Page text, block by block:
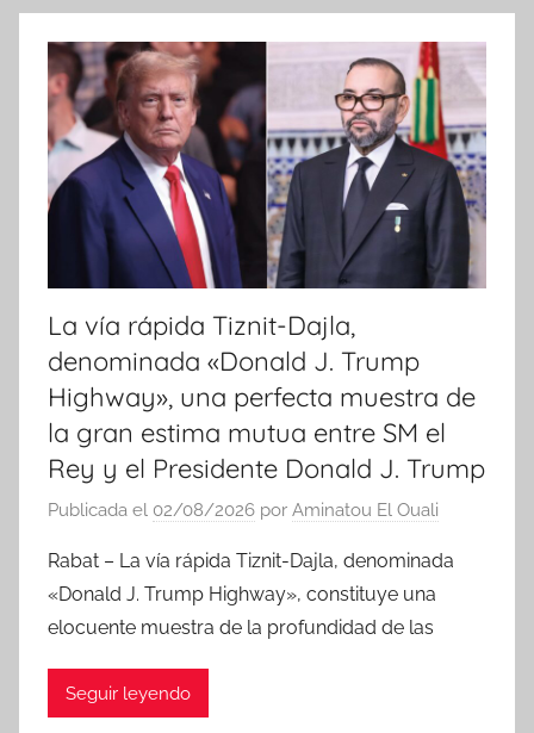
o
t
i
c
i
s
La vía rápida Tiznit-Dajla,
denominada «Donald J. Trump
Highway», una perfecta muestra de
la gran estima mutua entre SM el
Rey y el Presidente Donald J. Trump
Publicada el 02/08/2026 por Aminatou El Ouali
Rabat – La vía rápida Tiznit-Dajla, denominada
«Donald J. Trump Highway», constituye una
elocuente muestra de la profundidad de las
Seguir leyendo